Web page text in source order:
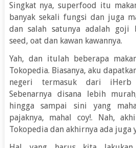
Singkat nya, superfood itu
banyak sekali fungsi dan juga
dan salah satunya adalah goji
seed, oat dan kawan kawannya.
Yah, dan itulah beberapa
Tokopedia. Biasanya, aku
negeri termasuk dari
Sebenarnya disana lebih
hingga sampai sini yang
pajaknya, mahal coy!. Nah,
Tokopedia dan akhirnya ada juga